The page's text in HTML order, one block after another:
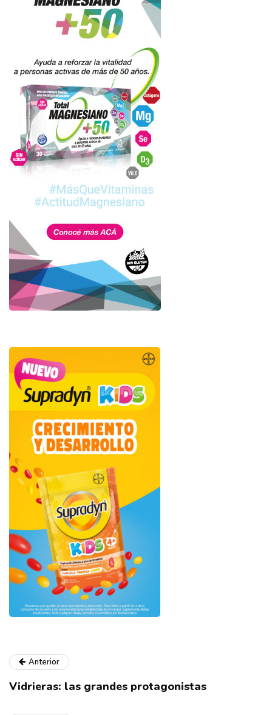
Anterior
Vidrieras: las grandes protagonistas